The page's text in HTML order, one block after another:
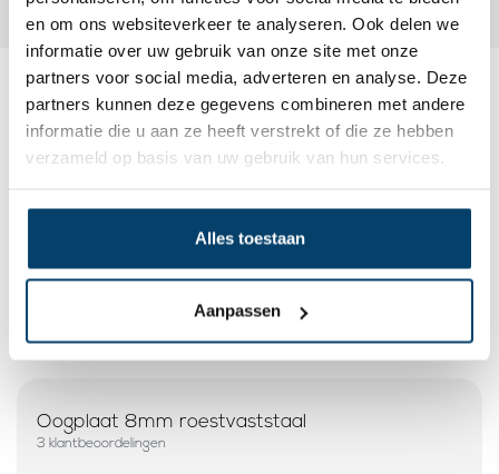
en om ons websiteverkeer te analyseren. Ook delen we
informatie over uw gebruik van onze site met onze
partners voor social media, adverteren en analyse. Deze
partners kunnen deze gegevens combineren met andere
informatie die u aan ze heeft verstrekt of die ze hebben
verzameld op basis van uw gebruik van hun services.
Alles toestaan
Aanpassen
Dit wordt ‘m
Oogplaat 8mm roestvaststaal
3 klantbeoordelingen